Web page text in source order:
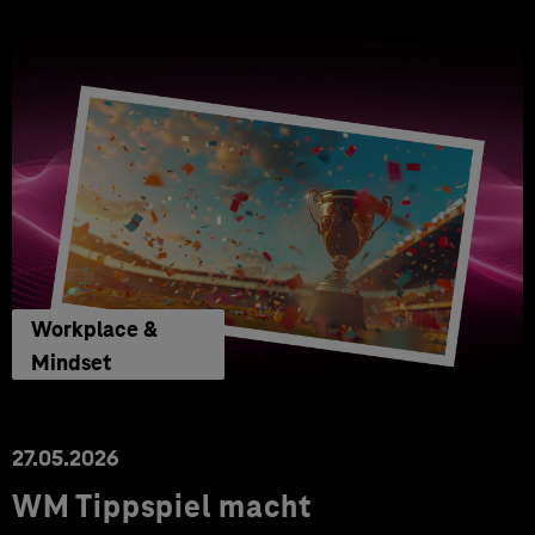
Workplace &
Mindset
27.05.2026
WM Tippspiel macht